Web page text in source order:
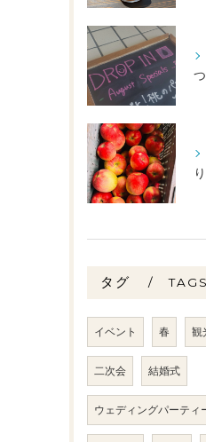
タグ TAGS
イベント 春 観
二次会 結婚式
ウェディングパーティ